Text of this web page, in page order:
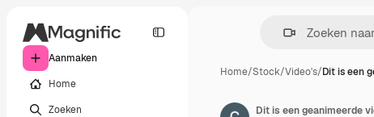
Aanmaken
Home
Zoeken
Home/Stock/Video's/Dit is een